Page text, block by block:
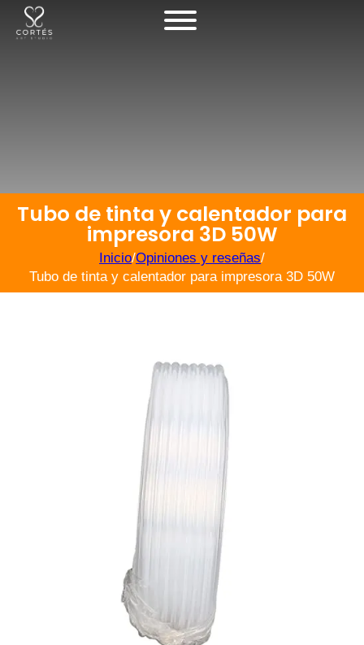
Tubo de tinta y calentador para
impresora 3D 50W
Inicio/Opiniones y reseñas/
Tubo de tinta y calentador para impresora 3D 50W